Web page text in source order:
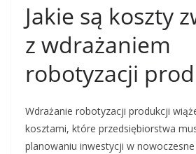
Jakie są koszty
z wdrażaniem
robotyzacji
Wdrażanie robotyzacji produkcji
kosztami, które przedsiębiorstwa
planowaniu inwestycji w